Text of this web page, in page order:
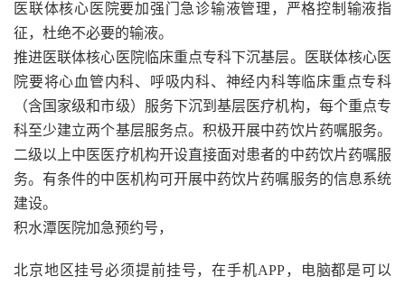
医联体核心医院要加强门急诊输液管理，严格控制输液指
征，杜绝不必要的输液。
推进医联体核心医院临床重点专科下沉基层。医联体核心医
院要将心血管内科、呼吸内科、神经内科等临床重点专科
（含国家级和市级）服务下沉到基层医疗机构，每个重点专
科至少建立两个基层服务点。积极开展中药饮片药嘱服务。
二级以上中医医疗机构开设直接面对患者的中药饮片药嘱服
务。有条件的中医机构可开展中药饮片药嘱服务的信息系统
建设。
积水潭医院加急预约号，
北京地区挂号必须提前挂号，在手机APP，电脑都是可以